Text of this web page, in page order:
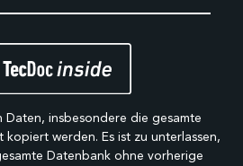
Daten, insbesondere die gesamte
werden. Es ist zu unterlassen,
Datenbank ohne vorherige